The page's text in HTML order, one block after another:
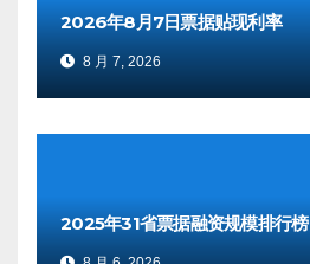
2026年8月7日票据贴现利率
8 月 7, 2026
2025年31省票据融资规模排行榜